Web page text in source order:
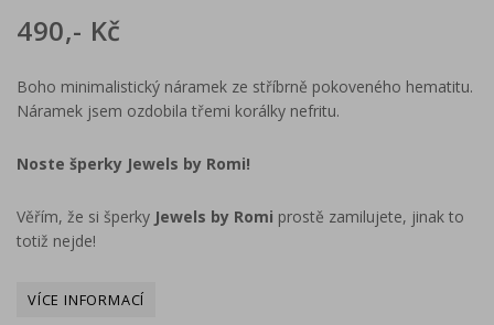
490,- Kč
Boho minimalistický náramek ze stříbrně pokoveného hematitu.
Náramek jsem ozdobila třemi korálky nefritu.
Noste šperky Jewels by Romi!
Věřím, že si šperky Jewels by Romi prostě zamilujete, jinak to
totiž nejde!